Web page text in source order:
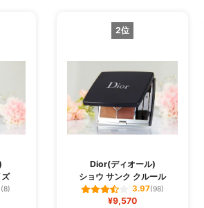
(8)
2位
Dior(ディオール)
ショウ サンク クルール
3.97(98)
¥9,570